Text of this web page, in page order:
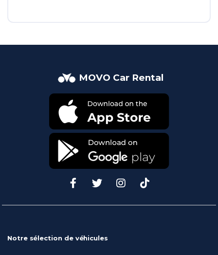
MOVO Car Rental
Notre sélection de véhicules